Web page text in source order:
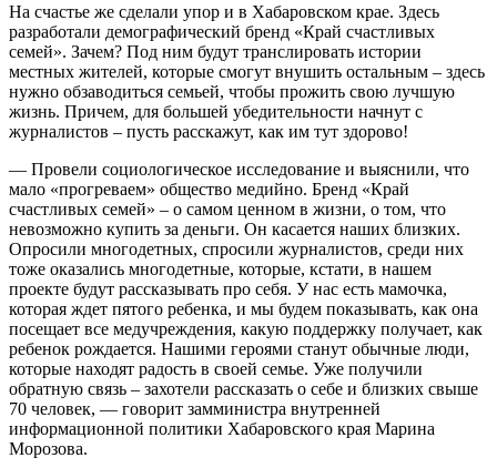
На счастье же сделали упор и в Хабаровском крае. Здесь
разработали демографический бренд «Край счастливых
семей». Зачем? Под ним будут транслировать истории
местных жителей, которые смогут внушить остальным – здесь
нужно обзаводиться семьей, чтобы прожить свою лучшую
жизнь. Причем, для большей убедительности начнут с
журналистов – пусть расскажут, как им тут здорово!
― Провели социологическое исследование и выяснили, что
мало «прогреваем» общество медийно. Бренд «Край
счастливых семей» – о самом ценном в жизни, о том, что
невозможно купить за деньги. Он касается наших близких.
Опросили многодетных, спросили журналистов, среди них
тоже оказались многодетные, которые, кстати, в нашем
проекте будут рассказывать про себя. У нас есть мамочка,
которая ждет пятого ребенка, и мы будем показывать, как она
посещает все медучреждения, какую поддержку получает, как
ребенок рождается. Нашими героями станут обычные люди,
которые находят радость в своей семье. Уже получили
обратную связь – захотели рассказать о себе и близких свыше
70 человек, ― говорит замминистра внутренней
информационной политики Хабаровского края Марина
Морозова.